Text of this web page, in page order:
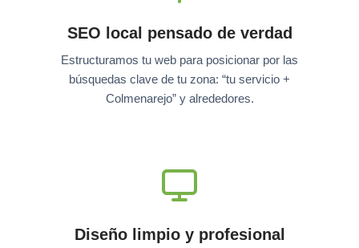
SEO local pensado de verdad
Estructuramos tu web para posicionar por las
búsquedas clave de tu zona: “tu servicio +
Colmenarejo” y alrededores.
Diseño limpio y profesional